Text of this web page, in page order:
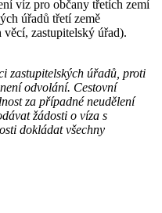
víz pro občany třetích zemí
úřadů třetí země
zastupitelský úřad).
zastupitelských úřadů, proti
odvolání. Cestovní
za případné neudělení
žádosti o víza s
dokládat všechny